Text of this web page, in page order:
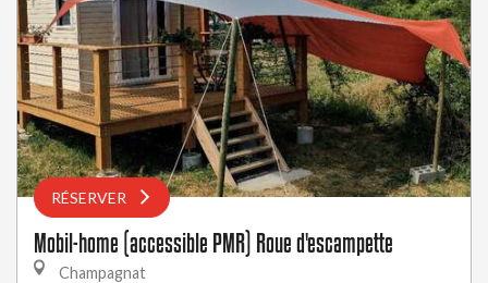
RÉSERVER
Mobil-home (accessible PMR) Roue d'escampette
Champagnat